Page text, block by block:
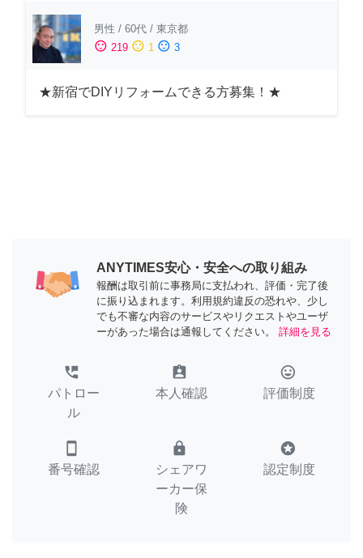
男性 / 60代 / 東京都
sentiment_satisfied 219 sentiment_neutral 1 sentiment_dissatisfied 3
★新宿でDIYリフォームできる方募集！★
ANYTIMES安心・安全への取り組み
報酬は取引前に事務局に支払われ、評価・完了後
に振り込まれます。利用規約違反の恐れや、少し
でも不審な内容のサービスやリクエストやユーザ
ーがあった場合は通報してください。
詳細を見る
perm_phone_msg
パトロー
ル
assignment_ind
本人確認
tag_faces
評価制度
smartphone
番号確認
lock
シェアワ
ーカー保
険
stars
認定制度